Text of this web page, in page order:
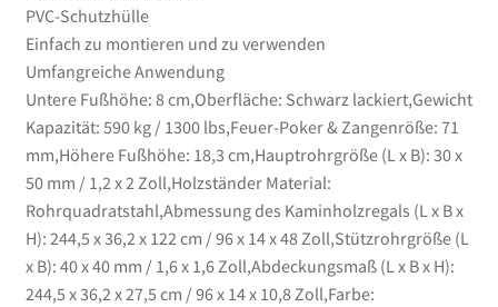
PVC-Schutzhülle
Einfach zu montieren und zu verwenden
Umfangreiche Anwendung
Untere Fußhöhe: 8 cm,Oberfläche: Schwarz lackiert,Gewicht
Kapazität: 590 kg / 1300 lbs,Feuer-Poker & Zangenröße: 71
mm,Höhere Fußhöhe: 18,3 cm,Hauptrohrgröße (L x B): 30 x
50 mm / 1,2 x 2 Zoll,Holzständer Material:
Rohrquadratstahl,Abmessung des Kaminholzregals (L x B x
H): 244,5 x 36,2 x 122 cm / 96 x 14 x 48 Zoll,Stützrohrgröße (L
x B): 40 x 40 mm / 1,6 x 1,6 Zoll,Abdeckungsmaß (L x B x H):
244,5 x 36,2 x 27,5 cm / 96 x 14 x 10,8 Zoll,Farbe: